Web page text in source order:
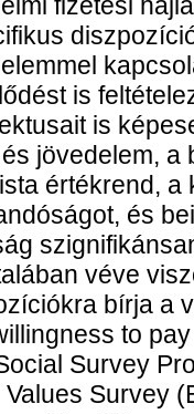
is
is
jövedelem, a
értékrend,
és
véve
bírja a
to
Survey
Survey